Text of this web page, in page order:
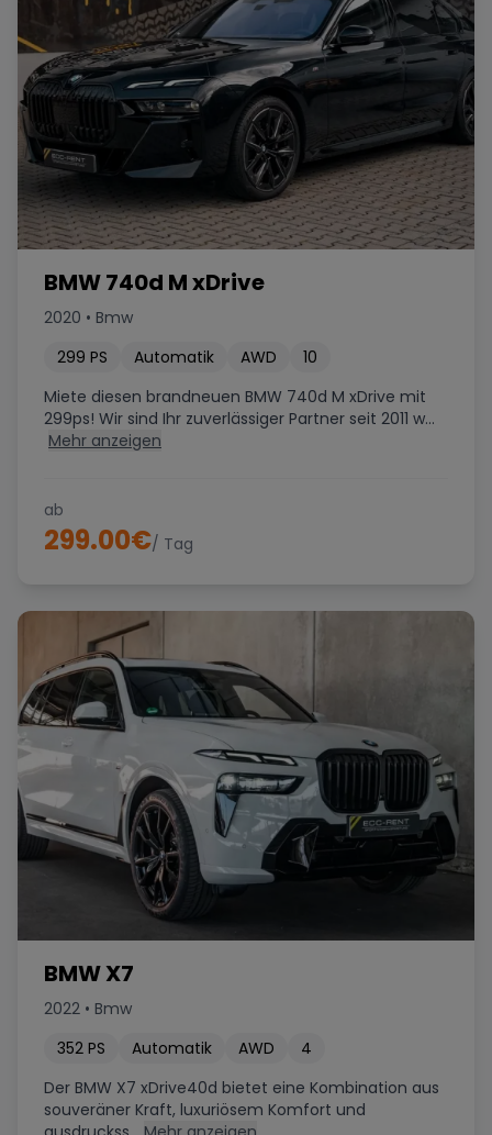
BMW 740d M xDrive
2020 • Bmw
299 PS Automatik AWD
10
Miete diesen brandneuen BMW 740d M xDrive mit
299ps! Wir sind Ihr zuverlässiger Partner seit 2011 w...
Mehr anzeigen
ab
299.00€/ Tag
BMW X7
2022 • Bmw
352 PS Automatik AWD
4
Der BMW X7 xDrive40d bietet eine Kombination aus
souveräner Kraft, luxuriösem Komfort und